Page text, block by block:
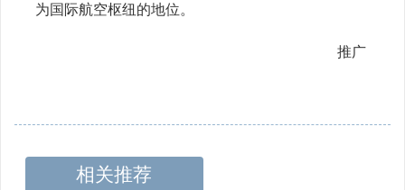
为国际航空枢纽的地位。
推广
相关推荐